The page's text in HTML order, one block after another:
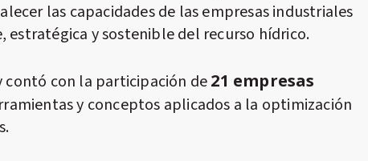
las capacidades de las empresas industriales
estratégica y sostenible del recurso hídrico.
contó con la participación de21 empresas
y conceptos aplicados a la optimización